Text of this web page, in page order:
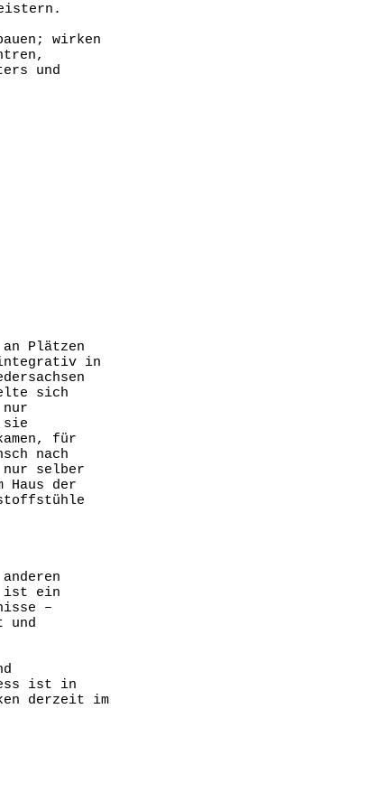
wirken
und
Plätzen
integrativ in
sich
sie
für
nach
nur selber
Haus der
ist ein
–
und
ist in
derzeit im